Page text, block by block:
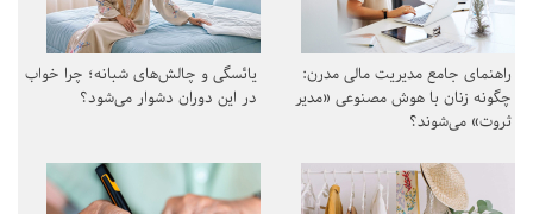
راهنمای جامع مدیریت مالی مدرن:
چگونه زنان با هوش مصنوعی «مدیر
ثروت» می‌شوند؟
یائسگی و چالش‌های شبانه؛ چرا خواب
در این دوران دشوار می‌شود؟